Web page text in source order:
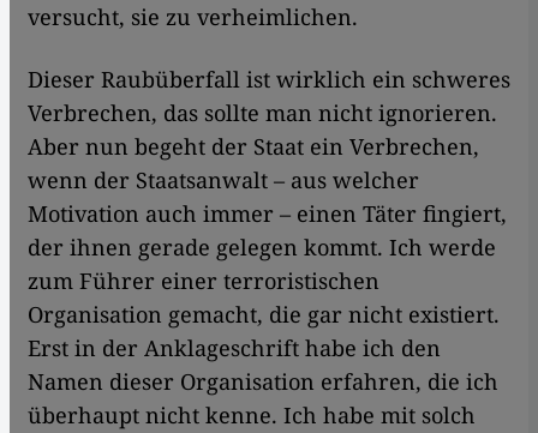
versucht, sie zu verheimlichen.
Dieser Raubüberfall ist wirklich ein schweres
Verbrechen, das sollte man nicht ignorieren.
Aber nun begeht der Staat ein Verbrechen,
wenn der Staatsanwalt – aus welcher
Motivation auch immer – einen Täter fingiert,
der ihnen gerade gelegen kommt. Ich werde
zum Führer einer terroristischen
Organisation gemacht, die gar nicht existiert.
Erst in der Anklageschrift habe ich den
Namen dieser Organisation erfahren, die ich
überhaupt nicht kenne. Ich habe mit solch